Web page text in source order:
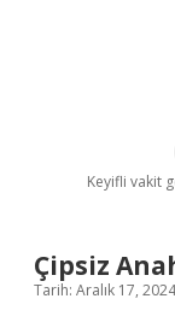
Keyifli vakit
Çipsiz
Tarih: Aralık 17, 2024